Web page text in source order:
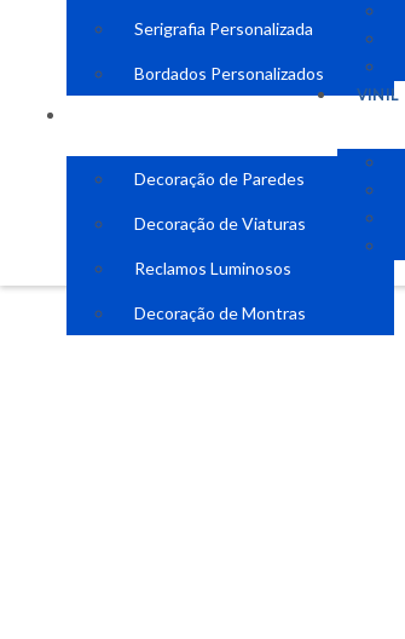
Serigrafia Personalizada
Bordados Personalizados
Decoração de Paredes
Decoração de Viaturas
Reclamos Luminosos
Decoração de Montras
VINIL